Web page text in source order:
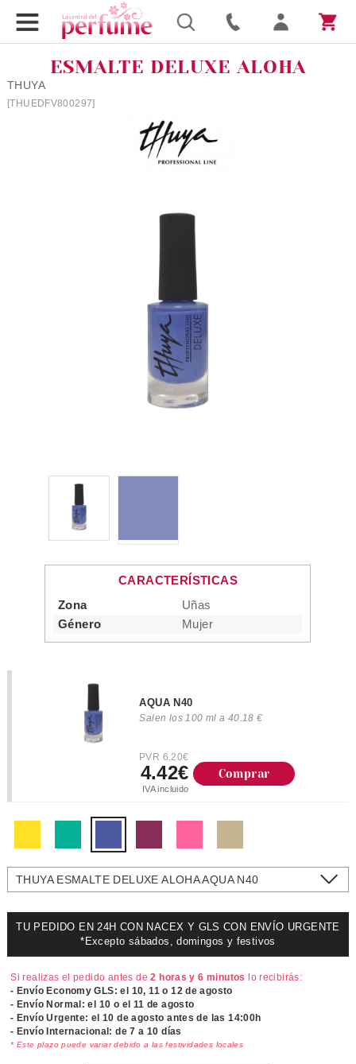
ESMALTE DELUXE ALOHA
THUYA
[THUEDFV800297]
CARACTERÍSTICAS
Zona
Uñas
Género
Mujer
AQUA N40
Salen los 100 ml a 40.18 €
PVR 6.20€
4.42€
IVA incluido
Comprar
THUYA ESMALTE DELUXE ALOHA AQUA N40
TU PEDIDO EN 24H CON NACEX Y GLS CON ENVÍO URGENTE
*Excepto sábados, domingos y festivos
Si realizas el pedido antes de2 horas y 6 minutos
lo recibirás:
- Envío Economy GLS: el 10, 11 o 12 de agosto
- Envío Normal: el 10 o el 11 de agosto
- Envío Urgente: el10 de agosto antes de las 14:00h
- Envío Internacional: de 7 a 10 días
* Este plazo puede variar debido a las festividades locales